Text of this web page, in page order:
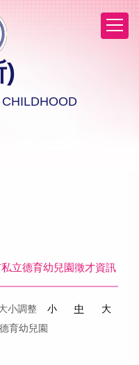
)
立德育幼兒園徵才資訊
小調整 小 中
大
育幼兒園